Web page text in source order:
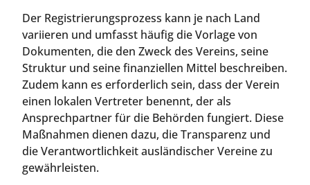
Der Registrierungsprozess kann je nach Land
variieren und umfasst häufig die Vorlage von
Dokumenten, die den Zweck des Vereins, seine
Struktur und seine finanziellen Mittel beschreiben.
Zudem kann es erforderlich sein, dass der Verein
einen lokalen Vertreter benennt, der als
Ansprechpartner für die Behörden fungiert. Diese
Maßnahmen dienen dazu, die Transparenz und
die Verantwortlichkeit ausländischer Vereine zu
gewährleisten.